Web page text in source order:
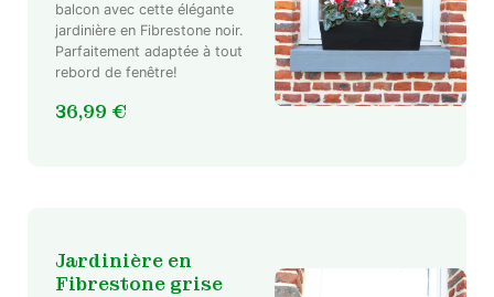
balcon avec cette élégante
jardinière en Fibrestone noir.
Parfaitement adaptée à tout
rebord de fenêtre!
36,99 €
Jardinière en
Fibrestone grise